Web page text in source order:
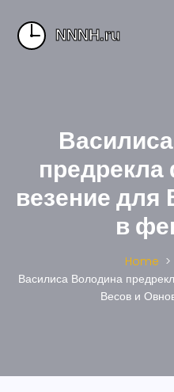
везение для
в
Home
Василиса Володина
Весов и